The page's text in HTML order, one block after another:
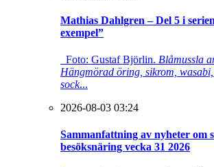
Mathias Dahlgren – Del 5 i
exempel”
Foto: Gustaf Björlin. Blåmussla
Hängmörad öring, sikrom, wasabi,
sock...
2026-08-03 03:24
Sammanfattning av nyheter om
besöksnäring vecka 31 2026